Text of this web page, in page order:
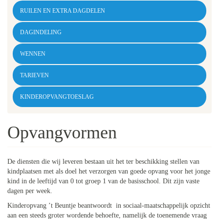
RUILEN EN EXTRA DAGDELEN
DAGINDELING
WENNEN
TARIEVEN
KINDEROPVANGTOESLAG
Opvangvormen
De diensten die wij leveren bestaan uit het ter beschikking stellen van
kindplaatsen met als doel het verzorgen van goede opvang voor het jonge
kind in de leeftijd van 0 tot groep 1 van de basisschool. Dit zijn vaste
dagen per week.
Kinderopvang ’t Beuntje beantwoordt in sociaal-maatschappelijk opzicht
aan een steeds groter wordende behoefte, namelijk de toenemende vraag